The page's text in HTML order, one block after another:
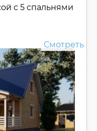
с 5 спальнями
Смотреть